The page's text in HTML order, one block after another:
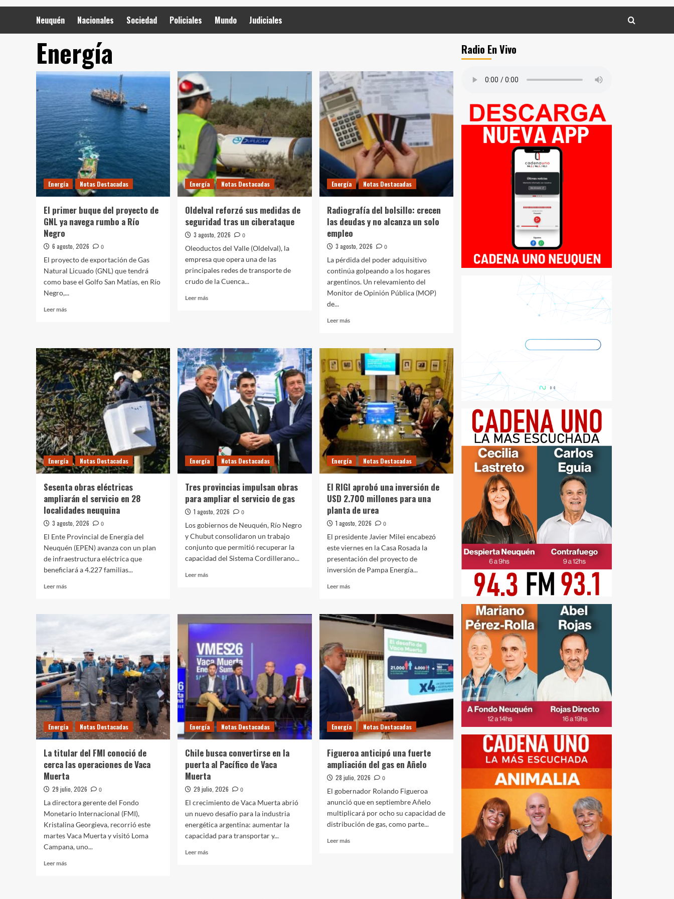
Neuquén Nacionales Sociedad Policiales Mundo Judiciales
Energía
Energía Notas Destacadas
El primer buque del proyecto de
GNL ya navega rumbo a Río
Negro
6 agosto, 2026
0
El proyecto de exportación de Gas
Natural Licuado (GNL) que tendrá
como base el Golfo San Matías, en Río
Negro,...
Leer másLeer
buque
del
proyecto
de
GNL
ya
navega
rumbo
a
Río
Negro
Energía Notas Destacadas
Oldelval reforzó sus medidas de
seguridad tras un ciberataque
3 agosto, 2026
0
Oleoductos del Valle (Oldelval), la
empresa que opera una de las
principales redes de transporte de
crudo de la Cuenca...
Leer másLeer
medidas
de
seguridad
tras
un
ciberataque
Energía Notas Destacadas
Radiografía del bolsillo: crecen
las deudas y no alcanza un solo
empleo
3 agosto, 2026
0
La pérdida del poder adquisitivo
continúa golpeando a los hogares
argentinos. Un relevamiento del
Monitor de Opinión Pública (MOP)
de...
Leer másLeer
Radiografía
del
bolsillo:
crecen
las
deudas
y
no
alcanza
solo
empleo
Energía Notas Destacadas
Sesenta obras eléctricas
ampliarán el servicio en 28
localidades neuquina
3 agosto, 2026
0
El Ente Provincial de Energía del
Neuquén (EPEN) avanza con un plan
de infraestructura eléctrica que
beneficiará a 4.227 familias...
Leer másLeer
servicio
en
28
localidades
neuquina
Energía Notas Destacadas
Tres provincias impulsan obras
para ampliar el servicio de gas
1 agosto, 2026
0
Los gobiernos de Neuquén, Río Negro
y Chubut consolidaron un trabajo
conjunto que permitió recuperar la
capacidad del Sistema Cordillerano...
Leer másLeer
para
ampliar
el
servicio
de
gas
Energía Notas Destacadas
El RIGI aprobó una inversión de
USD 2.700 millones para una
planta de urea
1 agosto, 2026
0
El presidente Javier Milei encabezó
este viernes en la Casa Rosada la
presentación del proyecto de
inversión de Pampa Energía...
Leer másLeer
El
RIGI
inversión
de
USD
2.700
millones
para
una
planta
de
urea
Energía Notas Destacadas
La titular del FMI conoció de
cerca las operaciones de Vaca
Muerta
29 julio, 2026
0
La directora gerente del Fondo
Monetario Internacional (FMI),
Kristalina Georgieva, recorrió este
martes Vaca Muerta y visitó Loma
Campana, uno...
Leer másLeer
Energía Notas Destacadas
Chile busca convertirse en la
puerta al Pacífico de Vaca
Muerta
29 julio, 2026
0
El crecimiento de Vaca Muerta abrió
un nuevo desafío para la industria
energética argentina: aumentar la
capacidad para transportar y...
Leer másLeer
Energía Notas Destacadas
Figueroa anticipó una fuerte
ampliación del gas en Añelo
28 julio, 2026
0
El gobernador Rolando Figueroa
anunció que en septiembre Añelo
multiplicará por ocho su capacidad de
distribución de gas, como parte...
Leer másLeer
Radio En Vivo